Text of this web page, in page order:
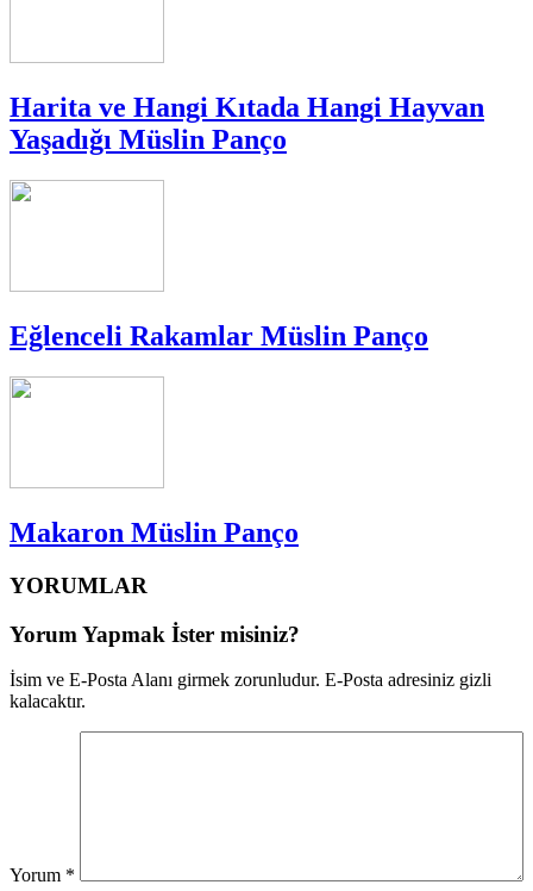
Harita ve Hangi Kıtada Hangi Hayvan
Yaşadığı Müslin Panço
Eğlenceli Rakamlar Müslin Panço
Makaron Müslin Panço
YORUMLAR
Yorum Yapmak İster misiniz?
İsim ve E-Posta Alanı girmek zorunludur. E-Posta adresiniz gizli
kalacaktır.
Yorum *